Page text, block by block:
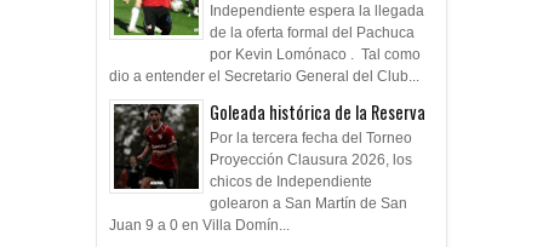
Independiente espera la llegada
de la oferta formal del Pachuca
por Kevin Lomónaco . Tal como
dio a entender el Secretario General del Club...
Goleada histórica de la Reserva
Por la tercera fecha del Torneo
Proyección Clausura 2026, los
chicos de Independiente
golearon a San Martín de San
Juan 9 a 0 en Villa Domín...